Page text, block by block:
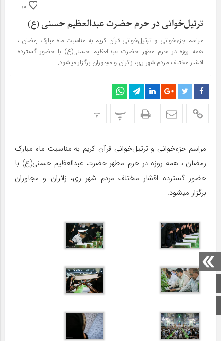
صفحه اصلی
3
ترتیل‌خوانی در حرم حضرت عبدالعظیم حسنی (ع)
مراسم جزءخوانی و ترتیل‌خوانی قرآن کریم به مناسبت ماه مبارک رمضان ،
همه روزه در حرم مطهر حضرت عبدالعظیم حسنی(ع) با حضور گسترده
اقشار مختلف مردم شهر ری، زائران و مجاوران برگزار می‎شود.
پ پ
مراسم جزءخوانی و ترتیل‌خوانی قرآن کریم به مناسبت ماه مبارک
رمضان ، همه روزه در حرم مطهر حضرت عبدالعظیم حسنی(ع) با
حضور گسترده اقشار مختلف مردم شهر ری، زائران و مجاوران
برگزار می‎شود.